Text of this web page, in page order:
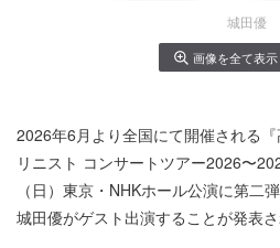
城田優
画像を全て表示
2026年6月より全国にて開催される
リニスト コンサートツアー2026〜
（日）東京・NHKホール公演に第二
城田優がゲスト出演することが発表さ